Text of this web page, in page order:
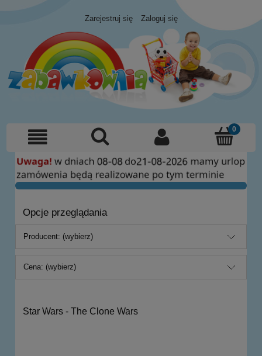
Zarejestruj się Zaloguj się
Opcje przeglądania
Producent: (wybierz)
Cena: (wybierz)
Star Wars - The Clone Wars